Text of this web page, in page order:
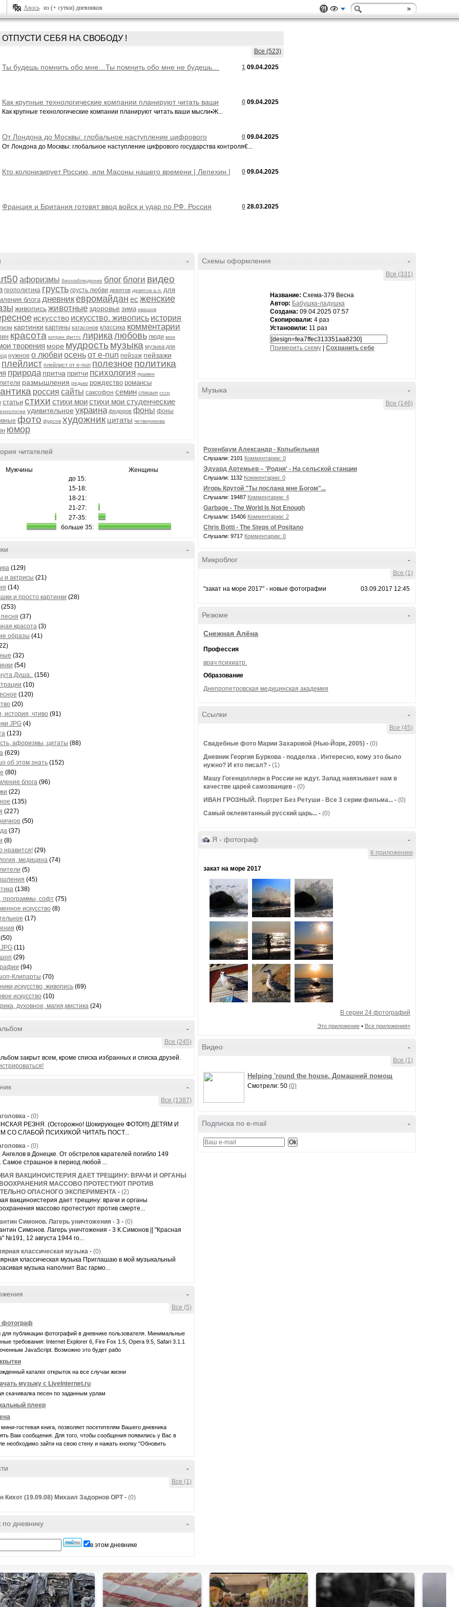
Авось из (+ сутки) дневников
ОТПУСТИ СЕБЯ НА СВОБОДУ !
Все (523)
1 09.04.2025
Ты будешь помнить обо мне…Ты помнить обо мне не будешь…
0 09.04.2025
Как крупные технологические компании планируют читать ваши
мысли
Как крупные технологические компании планируют читать ваши мысли▪️Ж...
0 09.04.2025
От Лондона до Москвы: глобальное наступление цифрового
государства контроля
От Лондона до Москвы: глобальное наступление цифрового государства контроля€...
0 09.04.2025
Кто колонизирует Россию, или Масоны нашего времени | Лепехин |
0 28.03.2025
Франция и Британия готовят ввод войск и удар по РФ. Россия
-
афоризмы бионаблюдение блог блоги видео
геополитика грусть грусть любви девятов девятов а.п. для
блогадневникевромайдан ес женские
живописьживотныездоровье зима ивашов
искусство искусство. живопись история
картинки картины катасонов классика комментарии
красота кэтрин фиттс лирикалюбовь люди мои
творения море мудрость музыка музыка для
нужное о любви осеньот e-nun пейзаж пейзажи
плейлист плейлист от e-nun полезное политика
природа притча притчи психология пушкин
размышления редько рождество романсы
россия сайты саксофон семин спицын ссср
статьи стихи стихи моистихи мои студенческие
удивительное украина федоров фоны фоны
фото фурсов художник цитаты четверикова
юмор
-
читателей
Мужчины
Женщины
до 15:
15-18:
18-21:
21-27:
27-35:
больше 35:
-
(129)
и актрисы (21)
(14)
и просто картинки (28)
(253)
(37)
красота (3)
образы (41)
(32)
(54)
Душа.. (156)
(10)
(120)
(20)
история, чтиво (91)
JPG (4)
(123)
афоризмы, цитаты (88)
(629)
об этом знать (152)
(80)
блога (96)
(22)
(135)
(227)
(50)
(37)
(8)
нравится! (29)
медицина (74)
(5)
(45)
(138)
программы, софт (75)
искусство (8)
(17)
(6)
(50)
(11)
(29)
(94)
Клипарты (70)
живопись (69)
искусство (10)
духовное, магия,мистика (24)
-
Все (245)
закрыт всем, кроме списка избранных и списка друзей.
-
Все (1387)
- (0)
РЕЗНЯ. (Осторожно! Шокирующее ФОТО!!!) ДЕТЯМ И
СО СЛАБОЙ ПСИХИКОЙ ЧИТАТЬ ПОСТ...
- (0)
в Донецке. От обстрелов карателей погибло 149
Самое страшное в период любой ...
ВАКЦИНОИСТЕРИЯ ДАЕТ ТРЕЩИНУ: ВРАЧИ И ОРГАНЫ
МАССОВО ПРОТЕСТУЮТ ПРОТИВ
ОПАСНОГО ЭКСПЕРИМЕНТА - (2)
вакциноистерия дает трещину: врачи и органы
массово протестуют против смерте...
Симонов. Лагерь уничтожения - 3 - (0)
Симонов. Лагерь уничтожения - 3 К.Симонов || "Красная
№191, 12 августа 1944 го...
классическая музыка - (0)
классическая музыка Приглашаю в мой музыкальный
музыка наполнит Вас гармо...
-
Все (5)
фотограф
для публикации фотографий в дневнике пользователя. Минимальные
требования: Internet Explorer 6, Fire Fox 1.5, Opera 9.5, Safari 3.1.1
JavaScript. Возможно это будет рабо
каталог открыток на все случаи жизни
музыку с LiveInternet.ru
скачивалка песен по заданным урлам
плеер
гостевая книга, позволяет посетителям Вашего дневника
Вам сообщения. Для того, чтобы сообщения появились у Вас в
необходимо зайти на свою стену и нажать кнопку "Обновить
-
Все (1)
Кихот (19.09.08) Михаил Задорнов ОРТ- (0)
-
по дневнику
в этом дневнике
-
Схемы оформления
Все (331)
Название: Схема-379 Весна
Автор: Бабушка-ладушка
Создана: 09.04.2025 07:57
Скопировали: 4 раз
Установили: 11 раз
Примерить схему Cохранить себе
-
Музыка
Все (146)
Розенбаум Александр - Колыбельная
Слушали: 2101 Комментарии: 0
Эдуард Артемьев – 'Родня' - На сельской станции
Слушали: 1132 Комментарии: 0
Игорь Крутой "Ты послана мне Богом"...
Слушали: 19487 Комментарии: 4
Garbage - The World Is Not Enough
Слушали: 15406 Комментарии: 2
Chris Botti - The Steps of Positano
Слушали: 9717 Комментарии: 0
-
Микроблог
Все (1)
"закат на море 2017" - новые фотографии 03.09.2017 12:45
-
Резюме
Снежная Алёна
Профессия
врач психиатр.
Образование
Днепропетровская медицинская академия
-
Ссылки
Все (45)
Свадебные фото Марии Захаровой (Нью-Йорк, 2005) - (0)
Дневник Георгия Буркова - подделка . Интересно, кому это было
нужно? И кто писал? - (1)
Машу Гогенцоллерн в России не ждут. Запад навязывает нам в
качестве царей самозванцев - (0)
ИВАН ГРОЗНЫЙ. Портрет Без Ретуши - Все 3 серии фильма... - (0)
Самый оклеветанный русский царь... - (0)
-
Я - фотограф
К приложению
закат на море 2017
В серии 24 фотографий
Это приложение• Все приложения»
-
Видео
Все (1)
Helping 'round the house. Домашний помощ
Смотрели: 50 (0)
-
Подписка по e-mail